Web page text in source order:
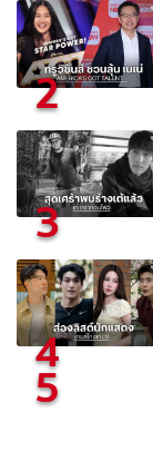
2
3
4
5